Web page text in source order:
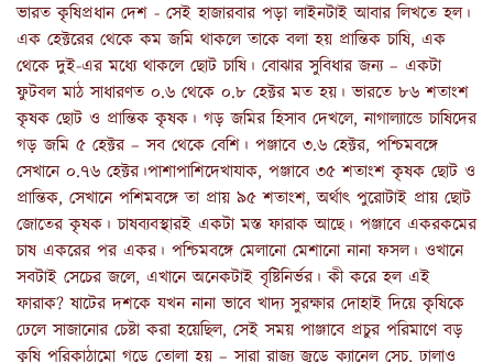
ভারত কৃষিপ্রধান দেশ - সেই হাজারবার পড়া লাইনটাই আবার লিখতে হল।
এক হেক্টরের থেকে কম জমি থাকলে তাকে বলা হয় প্রান্তিক চাষি, এক
থেকে দুই-এর মধ্যে থাকলে ছোট চাষি। বোঝার সুবিধার জন্য – একটা
ফুটবল মাঠ সাধারণত ০.৬ থেকে ০.৮ হেক্টর মত হয়। ভারতে ৮৬ শতাংশ
কৃষক ছোট ও প্রান্তিক কৃষক। গড় জমির হিসাব দেখলে, নাগাল্যান্ডে চাষিদের
গড় জমি ৫ হেক্টর – সব থেকে বেশি। পঞ্জাবে ৩.৬ হেক্টর, পশ্চিমবঙ্গে
সেখানে ০.৭৬ হেক্টর।পাশাপাশিদেখাযাক, পঞ্জাবে ৩৫ শতাংশ কৃষক ছোট ও
প্রান্তিক, সেখানে পশিমবঙ্গে তা প্রায় ৯৫ শতাংশ, অর্থাৎ পুরোটাই প্রায় ছোট
জোতের কৃষক। চাষব্যবস্থারই একটা মস্ত ফারাক আছে। পঞ্জাবে একরকমের
চাষ একরের পর একর। পশ্চিমবঙ্গে মেলানো মেশানো নানা ফসল। ওখানে
সবটাই সেচের জলে, এখানে অনেকটাই বৃষ্টিনির্ভর। কী করে হল এই
ফারাক? ষাটের দশকে যখন নানা ভাবে খাদ্য সুরক্ষার দোহাই দিয়ে কৃষিকে
ঢেলে সাজানোর চেষ্টা করা হয়েছিল, সেই সময় পাঞ্জাবে প্রচুর পরিমাণে বড়